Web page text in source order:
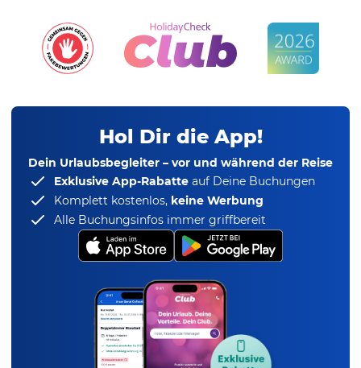
Hol Dir die App!
Dein Urlaubsbegleiter – vor und während der Reise
Exklusive App-Rabatte auf Deine Buchungen
Komplett kostenlos, keine Werbung
Alle Buchungsinfos immer griffbereit